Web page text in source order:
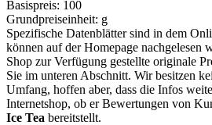
Basispreis: 100
Grundpreiseinheit: g
Spezifische Datenblätter sind in dem
können auf der Homepage nachgelesen
Shop zur Verfügung gestellte originale
Sie im unteren Abschnitt. Wir besitzen
Umfang, hoffen aber, dass die Infos
Internetshop, ob er Bewertungen von
Ice Tea bereitstellt.